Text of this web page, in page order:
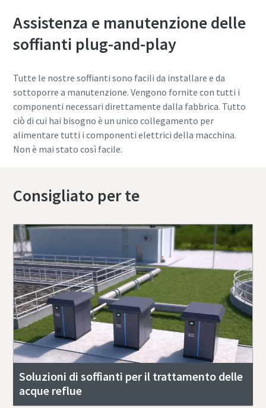
Tutto ciò che devi sapere sul tuo processo di
trasporto pneumatico
Scopri come creare un processo di trasporto pneumatico
più efficiente.
Assistenza e manutenzione delle
soffianti plug-and-play
Tutte le nostre soffianti sono facili da installare e da
sottoporre a manutenzione. Vengono fornite con tutti i
componenti necessari direttamente dalla fabbrica. Tutto
ciò di cui hai bisogno è un unico collegamento per
alimentare tutti i componenti elettrici della macchina.
Non è mai stato così facile.
Consigliato per te
Soluzioni di soffianti per il trattamento delle
acque reflue